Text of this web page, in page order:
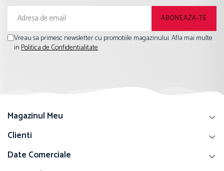
Vreau sa primesc newsletter cu promotiile magazinului. Afla mai multe
inPolitica de Confidentialitate
Magazinul Meu
Clienti
Date Comerciale